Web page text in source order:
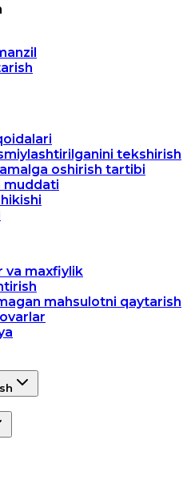
tekshirish
oshirish tartibi
muddati
va maxfiylik
mahsulotni qaytarish